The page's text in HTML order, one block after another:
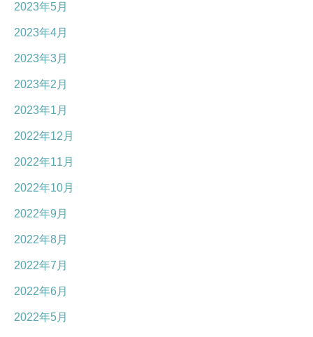
2023年5月
2023年4月
2023年3月
2023年2月
2023年1月
2022年12月
2022年11月
2022年10月
2022年9月
2022年8月
2022年7月
2022年6月
2022年5月